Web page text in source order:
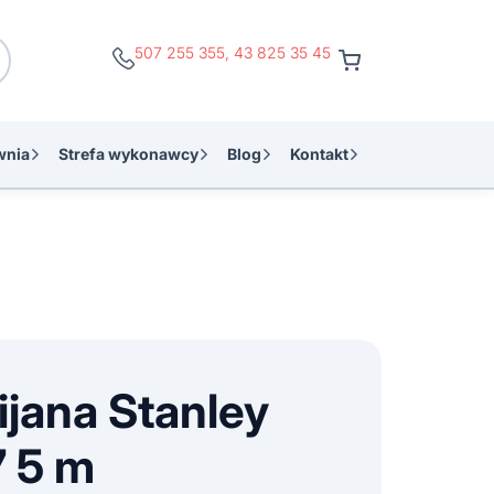
507 255 355 43 825 35 45
Strefa wykonawcy Blog Kontakt
Stanley
m